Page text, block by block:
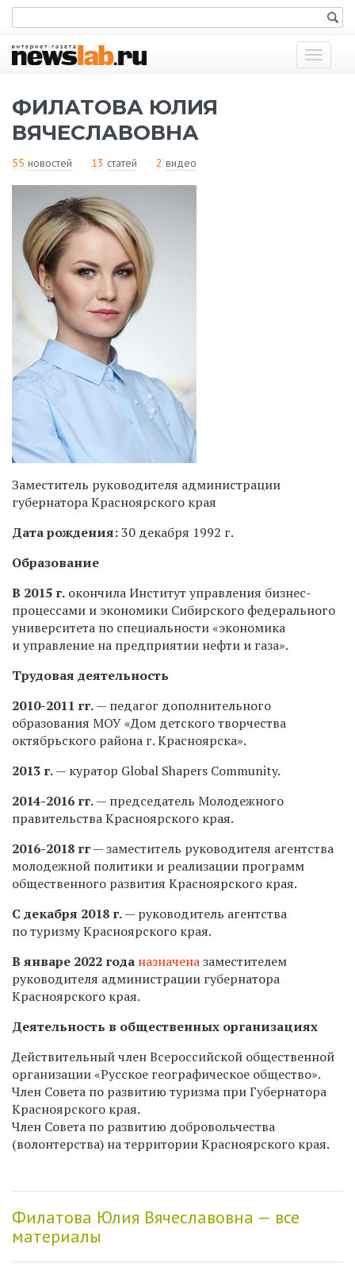
Показать
меню
ФИЛАТОВА ЮЛИЯ
ВЯЧЕСЛАВОВНА
55 новостей 13 статей 2 видео
Заместитель руководителя администрации
губернатора Красноярского края
Дата рождения:30 декабря 1992 г.
Образование
В 2015 г. окончила Институт управления бизнес-
процессами и экономики Сибирского федерального
университета по специальности «экономика
и управление на предприятии нефти и газа».
Трудовая деятельность
2010-2011 гг.— педагог дополнительного
образования МОУ «Дом детского творчества
октябрьского района г. Красноярска».
2013 г.— куратор Global Shapers Community.
2014-2016 гг.— председатель Молодежного
правительства Красноярского края.
2016-2018 гг— заместитель руководителя агентства
молодежной политики и реализации программ
общественного развития Красноярского края.
С декабря 2018 г.— руководитель агентства
по туризму Красноярского края.
В январе 2022 года назначеназаместителем
руководителя администрации губернатора
Красноярского края.
Деятельность в общественных организациях
Действительный член Всероссийской общественной
организации «Русское географическое общество».
Член Совета по развитию туризма при Губернатора
Красноярского края.
Член Совета по развитию добровольчества
(волонтерства) на территории Красноярского края.
Филатова Юлия Вячеславовна — все
материалы